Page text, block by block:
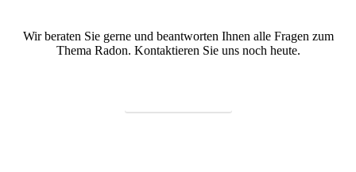
Wir beraten Sie gerne und beantworten Ihnen alle Fragen zum
Thema Radon. Kontaktieren Sie uns noch heute.